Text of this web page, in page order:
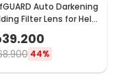
Auto Darkening
Filter Lens for Helm
- TX500CF
39.200
44%